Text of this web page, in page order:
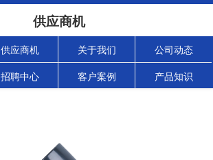
供应商机
供应商机 关于我们 公司动态
招聘中心 客户案例 产品知识